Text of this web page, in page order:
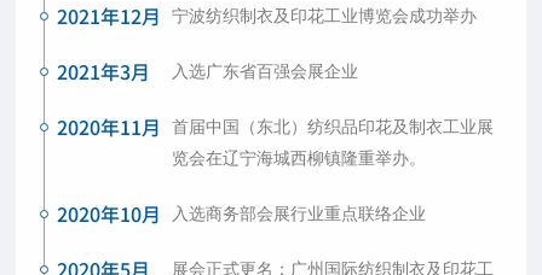
2021年12月 宁波纺织制衣及印花工业博览会成功举办
2021年3月 入选广东省百强会展企业
2020年11月
首届中国（东北）纺织品印花及制衣工业展
览会在辽宁海城西柳镇隆重举办。
2020年10月 入选商务部会展行业重点联络企业
展会正式更名：广州国际纺织制衣及印花工